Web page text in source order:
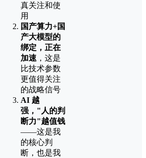
真关注和使
用
国产算力+国
产大模型的
绑定，正在
加速 ，这是
比技术参数
更值得关注
的战略信号
AI 越
强，"人的判
断力"越值钱
——这是我
的核心判
断，也是我